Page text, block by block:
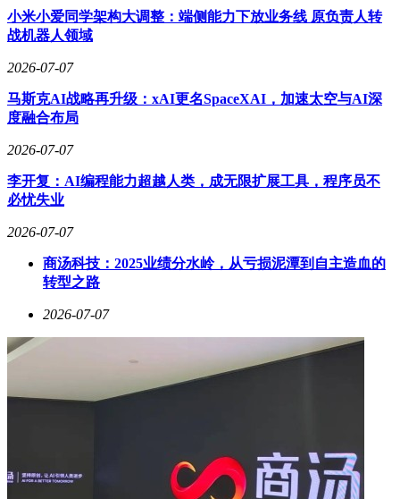
小米小爱同学架构大调整：端侧能力下放业务线 原负责人转
战机器人领域
2026-07-07
马斯克AI战略再升级：xAI更名SpaceXAI，加速太空与AI深
度融合布局
2026-07-07
李开复：AI编程能力超越人类，成无限扩展工具，程序员不
必忧失业
2026-07-07
商汤科技：2025业绩分水岭，从亏损泥潭到自主造血的
转型之路
2026-07-07